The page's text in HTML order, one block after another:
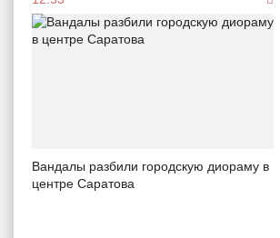
Вандалы разбили городскую диораму в
центре Саратова